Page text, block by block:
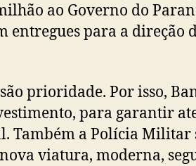
ao Governo do
entregues para a direção
são prioridade. Por isso,
para garantir
Também a Polícia Militar
viatura, moderna,